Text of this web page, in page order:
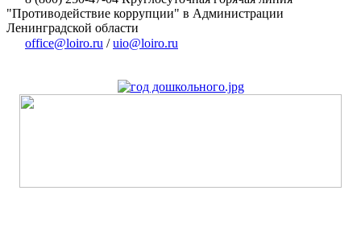
"Противодействие коррупции" в Администрации
Ленинградской области
office@loiro.ru /uio@loiro.ru